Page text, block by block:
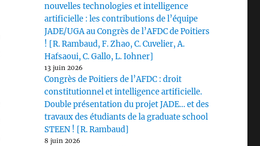
nouvelles technologies et intelligence
artificielle : les contributions de l’équipe
JADE/UGA au Congrès de l’AFDC de Poitiers
! [R. Rambaud, F. Zhao, C. Cuvelier, A.
Hafsaoui, C. Gallo, L. Iohner]
13 juin 2026
Congrès de Poitiers de l’AFDC : droit
constitutionnel et intelligence artificielle.
Double présentation du projet JADE… et des
travaux des étudiants de la graduate school
STEEN ! [R. Rambaud]
8 juin 2026